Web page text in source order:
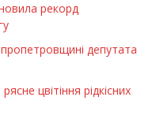
рекорд
депутата
цвітіння рідкісних